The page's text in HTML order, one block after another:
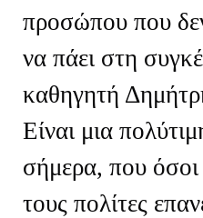
προσώπου που
να πάει στη
καθηγητή
Είναι μια
σήμερα, που όσοι
τους πολίτες